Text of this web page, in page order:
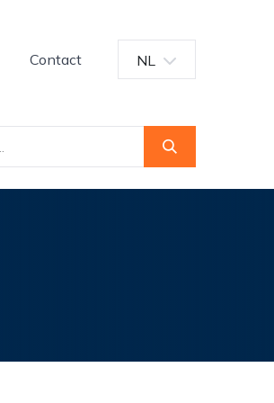
Contact NL